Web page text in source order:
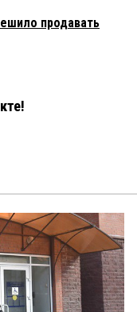
продавать